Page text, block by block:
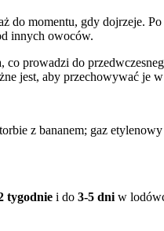
do momentu, gdy dojrzeje.
innych owoców.
co prowadzi do
jest, aby przechowywać je
z bananem; gaz
tygodnie i do 3-5 dni w